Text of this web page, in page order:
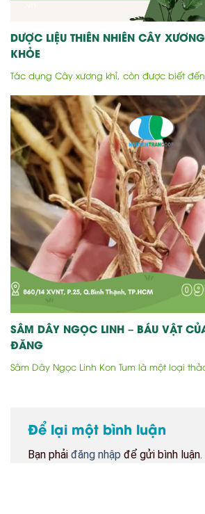
DƯỢC LIỆU THIÊN NHIÊN CÂY
KHỎE
Tác dụng Cây xương khỉ, còn được biết
SÂM DÂY NGỌC LINH – BÁU VẬT
ĐĂNG
Sâm Dây Ngọc Linh Kon Tum là một loại
Để lại một bình luận
Bạn phải đăng nhập để gửi bình luận.